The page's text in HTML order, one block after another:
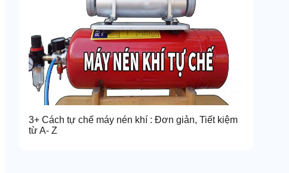
3+ Cách tự chế máy nén khí : Đơn giản, Tiết kiệm
từ A- Z